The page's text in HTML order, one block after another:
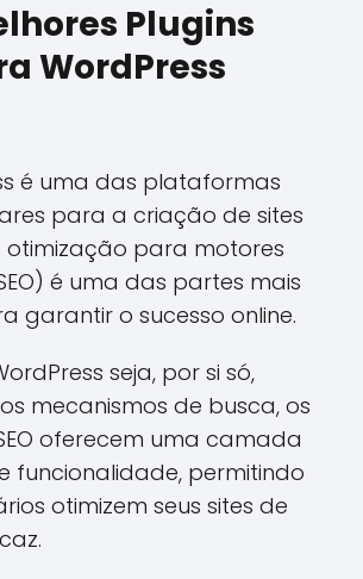
Plugins
WordPress
é uma das plataformas
para a criação de sites
otimização para motores
é uma das partes mais
garantir o sucesso online.
seja, por si só,
mecanismos de busca, os
oferecem uma camada
funcionalidade, permitindo
otimizem seus sites de